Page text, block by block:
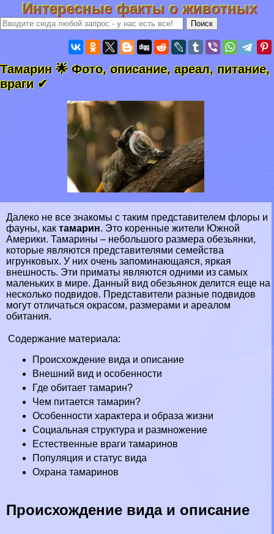
Интересные факты о животных
Тамарин 🌟 Фото, описание, ареал, питание,
враги ✔
Далеко не все знакомы с таким представителем флоры и
фауны, как тамарин. Это коренные жители Южной
Америки. Тамарины – небольшого размера обезьянки,
которые являются представителями семейства
игрунковых. У них очень запоминающаяся, яркая
внешность. Эти приматы являются одними из самых
маленьких в мире. Данный вид обезьянок делится еще на
несколько подвидов. Представители разные подвидов
могут отличаться окрасом, размерами и ареалом
обитания.
Содержание материала:
Происхождение вида и описание
Внешний вид и особенности
Где обитает тамарин?
Чем питается тамарин?
Особенности хаpaктера и образа жизни
Социальная структура и размножение
Естественные враги тамаринов
Популяция и статус вида
Охрана тамаринов
Происхождение вида и описание